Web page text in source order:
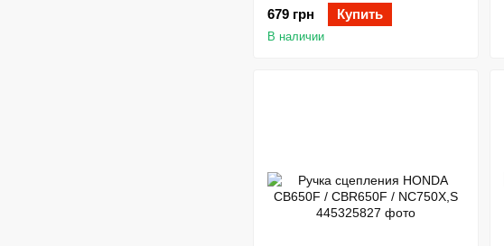
679 грн
Купить
В наличии